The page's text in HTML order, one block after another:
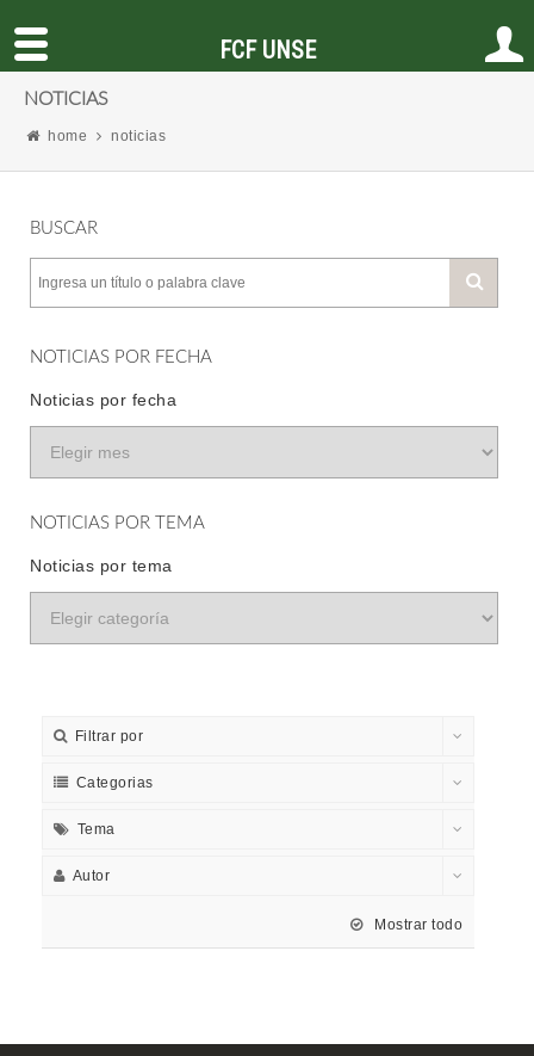
NOTICIAS
home noticias
BUSCAR
NOTICIAS POR FECHA
Noticias por fecha
NOTICIAS POR TEMA
Noticias por tema
Filtrar por
Categorias
Tema
Autor
Mostrar todo
FCF UNSE